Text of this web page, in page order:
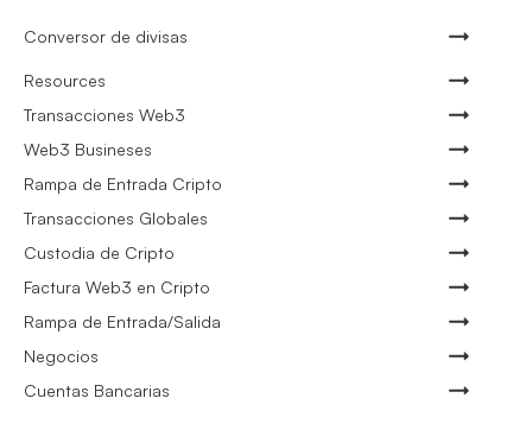
Conversor de divisas
Resources
Transacciones Web3
Web3 Busineses
Rampa de Entrada Cripto
Transacciones Globales
Custodia de Cripto
Factura Web3 en Cripto
Rampa de Entrada/Salida
Negocios
Cuentas Bancarias